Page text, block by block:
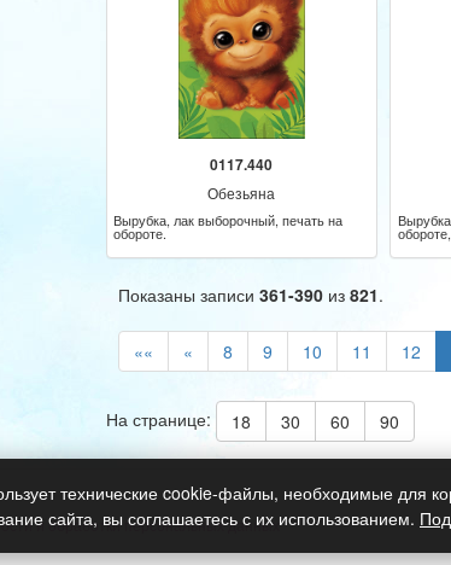
0117.440
Обезьяна
Вырубка, лак выборочный, печать на
обороте.
Показаны записи 361-390из 821.
«« « 8 9 10 11 12
На странице: 18 30 60 90
и обработки персональных данных
технические cookie-файлы, необходимые для
сайта, вы соглашаетесь с их использованием.